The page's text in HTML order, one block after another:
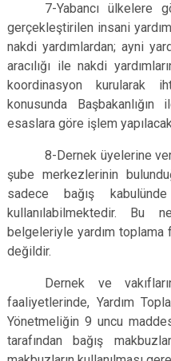
7-Yabancı ülkelere
gerçekleştirilen insani
nakdi yardımlardan; ayni
aracılığı ile nakdi
koordinasyon kurularak
konusunda
esaslara göre işlem
8-Dernek üyelerine
şube merkezlerinin
sadece bağış
kullanılabilmektedir. Bu
belgeleriyle yardım toplama
değildir.
Dernek ve
faaliyetlerinde, Yardım
Yönetmeliğin 9 uncu
tarafından bağış